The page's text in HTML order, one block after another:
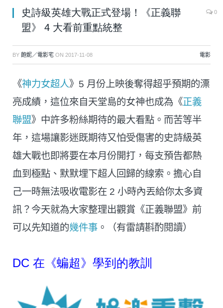
史詩級英雄大戰正式登場！《正義聯
盟》 4 大看前重點統整
0
BY 飽妮／電影宅 ON 2017-11-08 電影
《神力女超人》5 月份上映後奪得超乎預期的漂
亮成績，這位來自天堂島的女神也成為《正義
聯盟》中許多粉絲期待的最大看點。而苦等半
年，這場讓影迷既期待又怕受傷害的史詩級英
雄大戰也即將要在本月份開打，每支預告都熱
血到極點、默默埋下超人回歸的線索。擔心自
己一時無法吸收電影在 2 小時內丟給你太多資
訊？今天就為大家整理出觀賞《正義聯盟》前
可以先知道的幾件事 。（有雷請斟酌閱讀）
DC 在《蝙超》學到的教訓